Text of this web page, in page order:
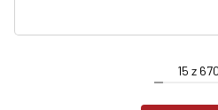
15 z 670